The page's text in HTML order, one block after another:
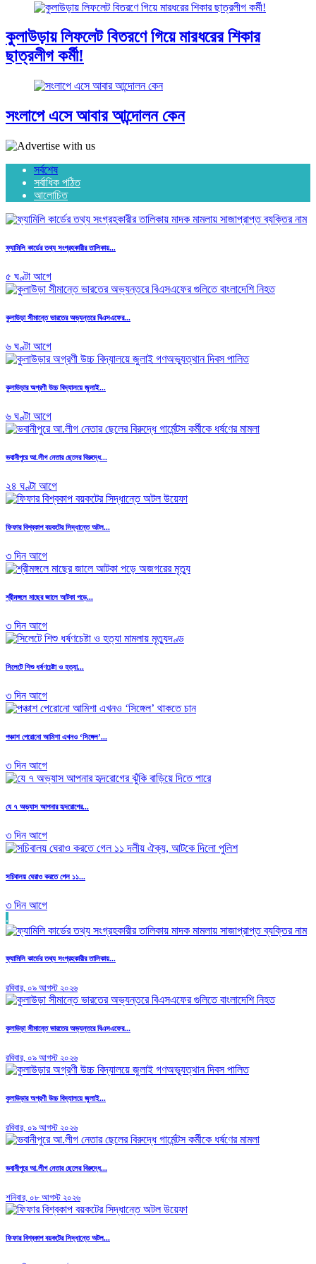
কুলাউড়ায় লিফলেট বিতরণে গিয়ে মারধরের শিকার
ছাত্রলীগ কর্মী!
সংলাপে এসে আবার আন্দোলন কেন
সর্বশেষ
সর্বাধিক পঠিত
আলোচিত
ফ্যামিলি কার্ডের তথ্য সংগ্রহকারীর তালিকায়...
৫ ঘণ্টা আগে
কুলাউড়া সীমান্তে ভারতের অভ্যন্তরে বিএসএফের...
৬ ঘণ্টা আগে
কুলাউড়ার অগ্রণী উচ্চ বিদ্যালয়ে জুলাই...
৬ ঘণ্টা আগে
ভবানীপুরে আ.লীগ নেতার ছেলের বিরুদ্ধে...
২৪ ঘণ্টা আগে
ফিফার বিশ্বকাপ বয়কটের সিদ্ধান্তে অটল...
৩ দিন আগে
শ্রীমঙ্গলে মাছের জালে আটকা পড়ে...
৩ দিন আগে
সিলেটে শিশু ধর্ষণচেষ্টা ও হত্যা...
৩ দিন আগে
পঞ্চাশ পেরোনো আমিশা এখনও ‘সিঙ্গেল’...
৩ দিন আগে
যে ৭ অভ্যাস আপনার হৃদরোগের...
৩ দিন আগে
সচিবালয় ঘেরাও করতে গেল ১১...
৩ দিন আগে
.
ফ্যামিলি কার্ডের তথ্য সংগ্রহকারীর তালিকায়...
রবিবার, ০৯ আগস্ট ২০২৬
কুলাউড়া সীমান্তে ভারতের অভ্যন্তরে বিএসএফের...
রবিবার, ০৯ আগস্ট ২০২৬
কুলাউড়ার অগ্রণী উচ্চ বিদ্যালয়ে জুলাই...
রবিবার, ০৯ আগস্ট ২০২৬
ভবানীপুরে আ.লীগ নেতার ছেলের বিরুদ্ধে...
শনিবার, ০৮ আগস্ট ২০২৬
ফিফার বিশ্বকাপ বয়কটের সিদ্ধান্তে অটল...